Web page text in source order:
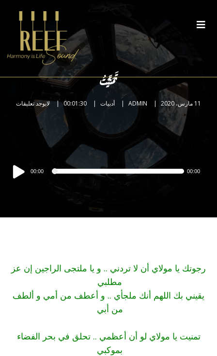
تَمَنَّيْتُ
11 مارس، 2020 ADMIN أدبيات 00:01:30 لايوجد تعليقات
مشغل
00:00 00:00
رجوتك يا مولاي أن لا تردني .. و يا ملتجى الراجين إن عز
مطلبي
يقيني بك اللهم أنك ملجأي .. و أعطف من أمي و ألطف
من أبي
تمنيت يا مولاي لو أن أعظمي .. تحلق في بحر الفضاء
بموكبي